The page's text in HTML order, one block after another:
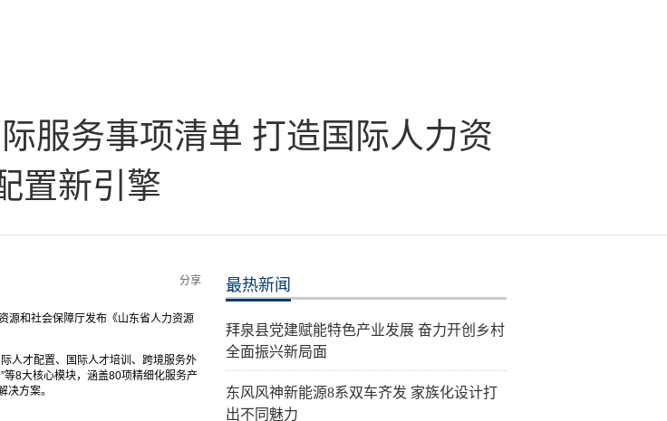
服务事项清单 打造国际人力资
置新引擎
分享
源和社会保障厅发布《山东省人力资源
人才配置、国际人才培训、跨境服务外
8大核心模块，涵盖80项精细化服务产
决方案。
最热新闻
拜泉县党建赋能特色产业发展 奋力开创乡村
全面振兴新局面
东风风神新能源8系双车齐发 家族化设计打
出不同魅力